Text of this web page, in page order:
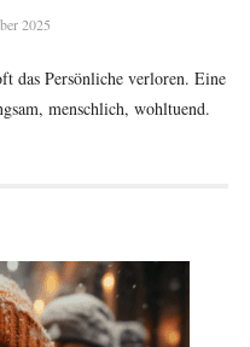
2025
das Persönliche verloren. Eine
menschlich, wohltuend.